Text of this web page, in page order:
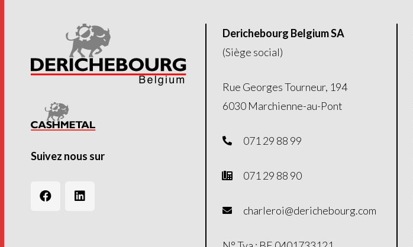
Suivez nous sur
Derichebourg Belgium SA
(Siège social)
Rue Georges Tourneur, 194
6030 Marchienne-au-Pont
071 29 88 99
071 29 88 90
charleroi@derichebourg.com